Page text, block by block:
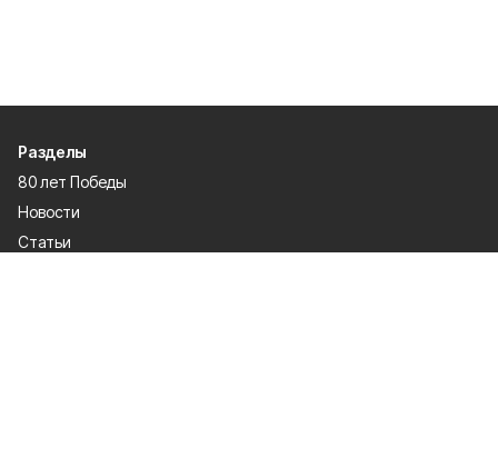
Разделы
80 лет Победы
Новости
Статьи